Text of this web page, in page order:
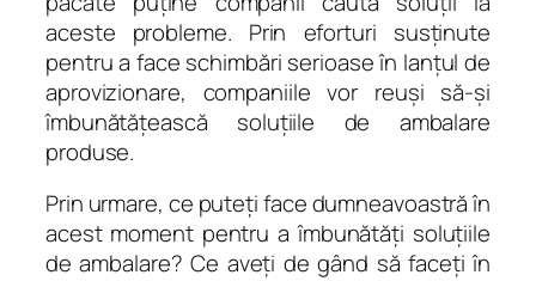
aceste probleme. Prin eforturi susţinute
pentru a face schimbări serioase în lanţul de
aprovizionare, companiile vor reuşi să-şi
îmbunătăţească soluţiile de ambalare
produse.
Prin urmare, ce puteţi face dumneavoastră în
acest moment pentru a îmbunătăţi soluţiile
de ambalare? Ce aveţi de gând să faceţi în